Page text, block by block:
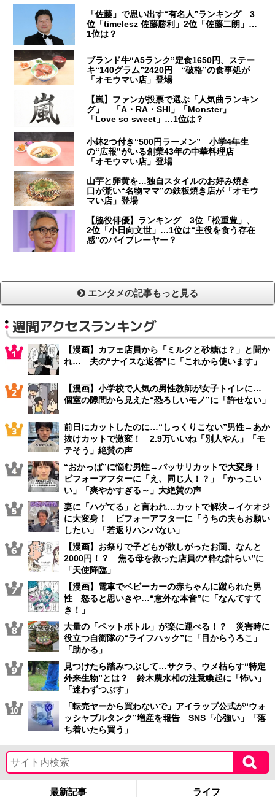
「佐藤」で思い出す“有名人”ランキング 3
位「timelesz 佐藤勝利」2位「佐藤二朗」…
1位は？
ブランド牛“A5ランク”定食1650円、ステー
キ“140グラム”2420円 “破格”の食事処が
「オモウマい店」登場
【嵐】ファンが投票で選ぶ「人気曲ランキン
グ」 「A・RA・SHI」「Monster」
「Love so sweet」…1位は？
小鉢2つ付き“500円ラーメン” 小学4年生
の“広報”がいる創業43年の中華料理店
「オモウマい店」登場
山芋と卵黄を…独自スタイルのお好み焼き
口が荒い“名物ママ”の鉄板焼き店が「オモウ
マい店」登場
【脇役俳優】ランキング 3位「松重豊」、
2位「小日向文世」…1位は“主役を食う存在
感”のバイプレーヤー？
エンタメの記事もっと見る
週間アクセスランキング
【漫画】カフェ店員から「ミルクと砂糖は？」と聞か
れ… 夫の“ナイスな返答”に「これから使います」
【漫画】小学校で人気の男性教師が女子トイレに…
個室の隙間から見えた“恐ろしいモノ”に「許せない」
前日にカットしたのに…“しっくりこない”男性→あか
抜けカットで激変！ 2.9万いいね「別人やん」「モ
テそう」絶賛の声
“おかっぱ”に悩む男性→バッサリカットで大変身！
ビフォーアフターに「え、同じ人！？」「かっこい
い」「爽やかすぎる～」大絶賛の声
妻に「ハゲてる」と言われ…カットで解決→イケオジ
に大変身！ ビフォーアフターに「うちの夫もお願い
したい」「若返りハンパない」
【漫画】お祭りで子どもが欲しがったお面、なんと
2000円！？ 焦る母を救った店員の“粋な計らい”に
「天使降臨」
【漫画】電車でベビーカーの赤ちゃんに蹴られた男
性 怒ると思いきや…“意外な本音”に「なんてすて
き！」
大量の「ペットボトル」が楽に運べる！？ 災害時に
役立つ自衛隊の“ライフハック”に「目からうろこ」
「助かる」
見つけたら踏みつぶして…サクラ、ウメ枯らす“特定
外来生物”とは？ 鈴木農水相の注意喚起に「怖い」
「迷わずつぶす」
「転売ヤーから買わないで」アイラップ公式が“ウォ
ッシャブルタンク”増産を報告 SNS「心強い」「落
ち着いたら買う」
最新記事 ライフ